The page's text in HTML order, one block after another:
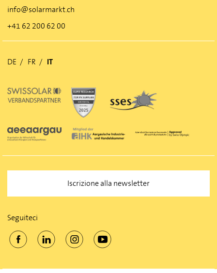
info@solarmarkt.ch
+41 62 200 62 00
DE FR IT
Iscrizione alla newsletter
Seguiteci